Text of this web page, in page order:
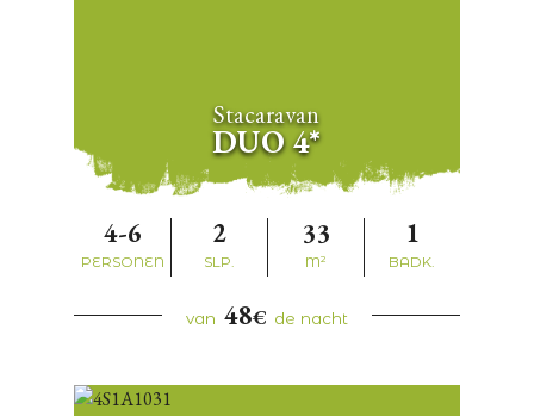
Stacaravan
DUO 4*
4-6
PERSONEN
2
SLP.
33
M²
1
BADK.
van 48€ de nacht